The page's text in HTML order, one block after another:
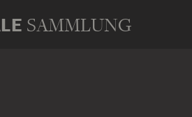
SAMMLUNG